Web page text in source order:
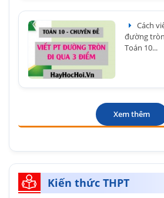
Cách
đường
Toán 10...
Xem thêm
Kiến thức THPT